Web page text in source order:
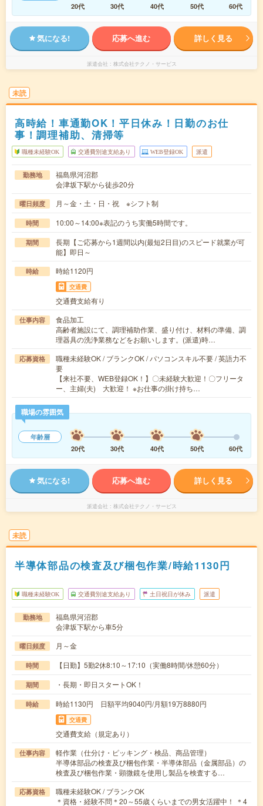
20代 30代 40代 50代 60代
気になる! 応募へ進む 詳しく見る
派遣会社 株式会社テクノ・サービス
未読
高時給！車通勤OK！平日休み！日勤のお仕
事！調理補助、清掃等
職種未経験OK 交通費別途支給あり WEB登録OK 派遣
勤務地
福島県河沼郡
会津坂下駅から徒歩20分
曜日頻度 月～金・土・日・祝 ※シフト制
時間 10:00～14:00※表記のうち実働5時間です。
期間
長期【ご応募から1週間以内(最短2日目)のスピード就業が可
能】即日～
時給 時給1120円
交通費
交通費支給有り
仕事内容
食品加工
高齢者施設にて、調理補助作業、盛り付け、材料の準備、調
理器具の洗浄業務などをお願いします。(派遣)時…
応募資格
職種未経験OK / ブランクOK / パソコンスキル不要 / 英語力不
要
【来社不要、WEB登録OK！】〇未経験大歓迎！〇フリータ
ー、主婦(夫) 大歓迎！ ※お仕事の掛け持ち…
職場の雰囲気
年齢層
20代
30代 40代 50代 60代
気になる! 応募へ進む 詳しく見る
派遣会社 株式会社テクノ・サービス
未読
半導体部品の検査及び梱包作業/時給1130円
職種未経験OK 交通費別途支給あり 土日祝日が休み 派遣
勤務地
福島県河沼郡
会津坂下駅から車5分
曜日頻度 月～金
時間 【日勤】5勤2休8:10～17:10（実働8時間/休憩60分）
期間 ・長期・即日スタートOK！
時給 時給1130円 日額平均9040円/月額19万8880円
交通費
交通費支給（規定あり）
仕事内容
軽作業（仕分け・ピッキング・検品、商品管理）
半導体部品の検査及び梱包作業・半導体部品（金属部品）の
検査及び梱包作業・顕微鏡を使用し製品を検査する…
応募資格
職種未経験OK / ブランクOK
＊資格・経験不問＊20～55歳くらいまでの男女活躍中！ ＊4